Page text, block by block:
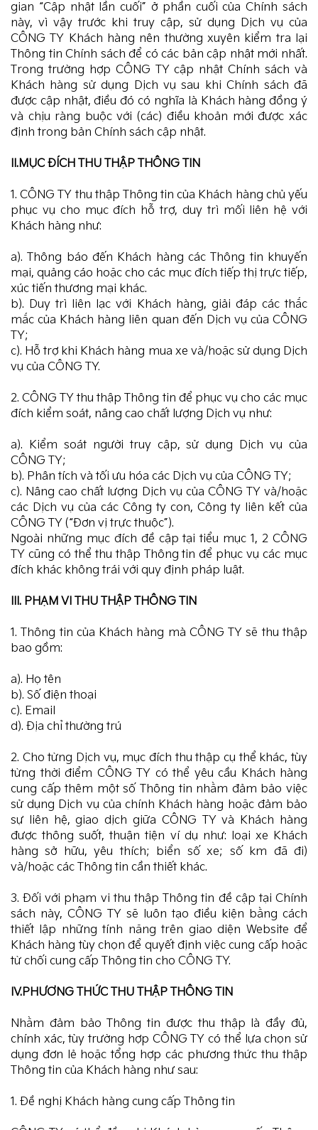
gian “Cập nhật lần cuối” ở phần cuối của Chính sách
này, vì vậy trước khi truy cập, sử dụng Dịch vụ của
CÔNG TY Khách hàng nên thường xuyên kiểm tra lại
Thông tin Chính sách để có các bản cập nhật mới nhất.
Trong trường hợp CÔNG TY cập nhật Chính sách và
Khách hàng sử dụng Dịch vụ sau khi Chính sách đã
được cập nhật, điều đó có nghĩa là Khách hàng đồng ý
và chịu ràng buộc với (các) điều khoản mới được xác
định trong bản Chính sách cập nhật.
II.MỤC ĐÍCH THU THẬP THÔNG TIN
1. CÔNG TY thu thập Thông tin của Khách hàng chủ yếu
phục vụ cho mục đích hỗ trợ, duy trì mối liên hệ với
Khách hàng như:
a). Thông báo đến Khách hàng các Thông tin khuyến
mại, quảng cáo hoặc cho các mục đích tiếp thị trực tiếp,
xúc tiến thương mại khác.
b). Duy trì liên lạc với Khách hàng, giải đáp các thắc
mắc của Khách hàng liên quan đến Dịch vụ của CÔNG
TY;
c). Hỗ trợ khi Khách hàng mua xe và/hoặc sử dụng Dịch
vụ của CÔNG TY.
2. CÔNG TY thu thập Thông tin để phục vụ cho các mục
đích kiểm soát, nâng cao chất lượng Dịch vụ như:
a). Kiểm soát người truy cập, sử dụng Dịch vụ của
CÔNG TY;
b). Phân tích và tối ưu hóa các Dịch vụ của CÔNG TY;
c). Nâng cao chất lượng Dịch vụ của CÔNG TY và/hoặc
các Dịch vụ của các Công ty con, Công ty liên kết của
CÔNG TY (“Đơn vị trực thuộc”).
Ngoài những mục đích đề cập tại tiểu mục 1, 2 CÔNG
TY cũng có thể thu thập Thông tin để phục vụ các mục
đích khác không trái với quy định pháp luật.
III. PHẠM VI THU THẬP THÔNG TIN
1. Thông tin của Khách hàng mà CÔNG TY sẽ thu thập
bao gồm:
a). Họ tên
b). Số điện thoại
c). Email
d). Địa chỉ thường trú
2. Cho từng Dịch vụ, mục đích thu thập cụ thể khác, tùy
từng thời điểm CÔNG TY có thể yêu cầu Khách hàng
cung cấp thêm một số Thông tin nhằm đảm bảo việc
sử dụng Dịch vụ của chính Khách hàng hoặc đảm bảo
sự liên hệ, giao dịch giữa CÔNG TY và Khách hàng
được thông suốt, thuận tiện ví dụ như: loại xe Khách
hàng sở hữu, yêu thích; biển số xe; số km đã đi)
và/hoặc các Thông tin cần thiết khác.
3. Đối với phạm vi thu thập Thông tin đề cập tại Chính
sách này, CÔNG TY sẽ luôn tạo điều kiện bằng cách
thiết lập những tính năng trên giao diện Website để
Khách hàng tùy chọn để quyết định việc cung cấp hoặc
từ chối cung cấp Thông tin cho CÔNG TY.
IV.PHƯƠNG THỨC THU THẬP THÔNG TIN
Nhằm đảm bảo Thông tin được thu thập là đầy đủ,
chính xác, tùy trường hợp CÔNG TY có thể lựa chọn sử
dụng đơn lẻ hoặc tổng hợp các phương thức thu thập
Thông tin của Khách hàng như sau:
1. Đề nghị Khách hàng cung cấp Thông tin